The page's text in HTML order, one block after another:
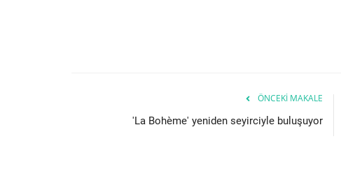
ÖNCEKI MAKALE
'La Bohème' yeniden seyirciyle buluşuyor